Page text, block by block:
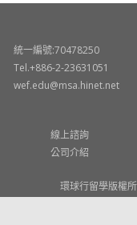
統一編號:70478250
Tel.+886-2-23631051
wef.edu@msa.hinet.net
線上諮詢
公司介紹
環球行留學版權